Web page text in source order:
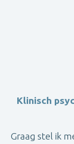
Klinisch
Graag stel ik